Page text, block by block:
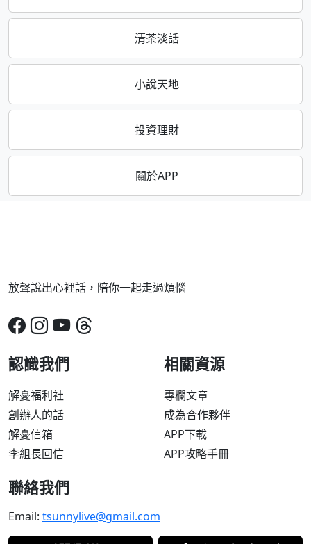
清茶淡話
小說天地
投資理財
關於APP
放聲說出心裡話，陪你一起走過煩惱
認識我們
解憂福利社
創辦人的話
解憂信箱
李組長回信
相關資源
專欄文章
成為合作夥伴
APP下載
APP攻略手冊
聯絡我們
Email: tsunnylive@gmail.com